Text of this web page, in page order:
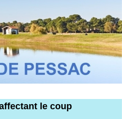
le coup